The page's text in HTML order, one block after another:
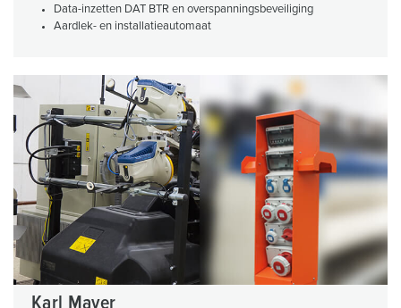
Data-inzetten DAT BTR en overspanningsbeveiliging
Aardlek- en installatieautomaat
Karl Mayer